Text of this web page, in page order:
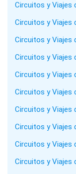
Circuitos y Viajes
Circuitos y Viajes
Circuitos y Viajes
Circuitos y Viajes
Circuitos y Viajes
Circuitos y Viajes
Circuitos y Viajes
Circuitos y Viajes
Circuitos y Viajes
Circuitos y Viajes